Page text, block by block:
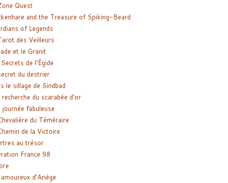
Quest
and the Treasure of Spiking-Beard
of Legends
des Veilleurs
et le Granit
de l’Égide
du destrier
le sillage de Sindbad
recherche du scarabée d’or
journée fabuleuse
du Téméraire
de la Victoire
au trésor
France 98
d’Ariège